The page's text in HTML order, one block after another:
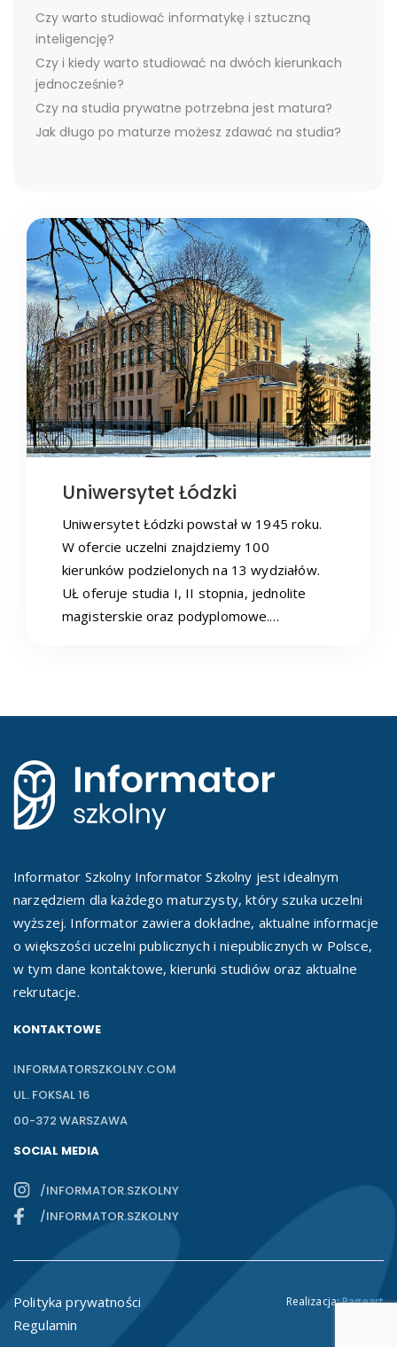
Czy warto studiować informatykę i sztuczną
inteligencję?
Czy i kiedy warto studiować na dwóch kierunkach
jednocześnie?
Czy na studia prywatne potrzebna jest matura?
Jak długo po maturze możesz zdawać na studia?
Uniwersytet Łódzki
Uniwersytet Łódzki powstał w 1945 roku.
W ofercie uczelni znajdziemy 100
kierunków podzielonych na 13 wydziałów.
UŁ oferuje studia I, II stopnia, jednolite
magisterskie oraz podyplomowe.…
Informator Szkolny Informator Szkolny jest idealnym
narzędziem dla każdego maturzysty, który szuka uczelni
wyższej. Informator zawiera dokładne, aktualne informacje
o większości uczelni publicznych i niepublicznych w Polsce,
w tym dane kontaktowe, kierunki studiów oraz aktualne
rekrutacje.
KONTAKTOWE
INFORMATORSZKOLNY.COM
UL. FOKSAL 16
00-372 WARSZAWA
SOCIAL MEDIA
/INFORMATOR.SZKOLNY
/INFORMATOR.SZKOLNY
Realizacja:Pageart
Polityka prywatności
Regulamin